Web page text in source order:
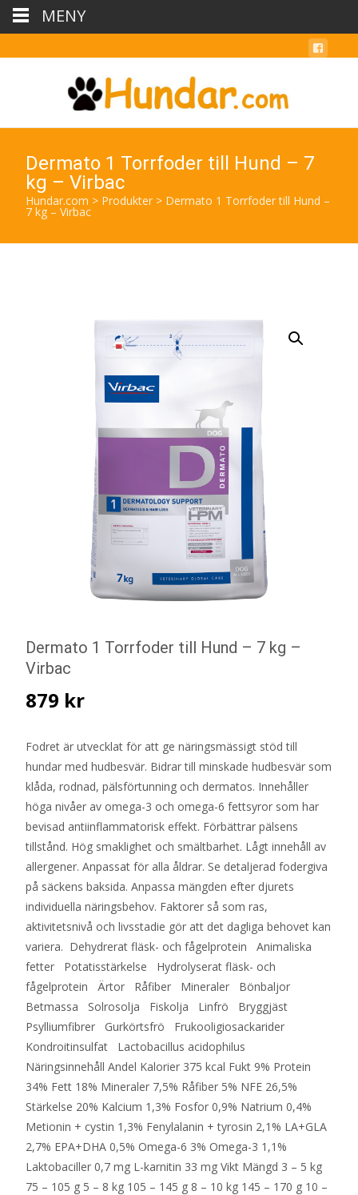
Dermato 1 Torrfoder till Hund – 7
kg – Virbac
Hundar.com > Produkter > Dermato 1 Torrfoder till Hund –
7 kg – Virbac
Dermato 1 Torrfoder till Hund – 7 kg –
Virbac
879 kr
Fodret är utvecklat för att ge näringsmässigt stöd till
hundar med hudbesvär. Bidrar till minskade hudbesvär som
klåda, rodnad, pälsförtunning och dermatos. Innehåller
höga nivåer av omega-3 och omega-6 fettsyror som har
bevisad antiinflammatorisk effekt. Förbättrar pälsens
tillstånd. Hög smaklighet och smältbarhet. Lågt innehåll av
allergener. Anpassat för alla åldrar. Se detaljerad fodergiva
på säckens baksida. Anpassa mängden efter djurets
individuella näringsbehov. Faktorer så som ras,
aktivitetsnivå och livsstadie gör att det dagliga behovet kan
variera. Dehydrerat fläsk- och fågelprotein Animaliska
fetter Potatisstärkelse Hydrolyserat fläsk- och
fågelprotein Ärtor Råfiber Mineraler Bönbaljor
Betmassa Solrosolja Fiskolja Linfrö Bryggjäst
Psylliumfibrer Gurkörtsfrö Frukooligiosackarider
Kondroitinsulfat Lactobacillus acidophilus
Näringsinnehåll Andel Kalorier 375 kcal Fukt 9% Protein
34% Fett 18% Mineraler 7,5% Råfiber 5% NFE 26,5%
Stärkelse 20% Kalcium 1,3% Fosfor 0,9% Natrium 0,4%
Metionin + cystin 1,3% Fenylalanin + tyrosin 2,1% LA+GLA
2,7% EPA+DHA 0,5% Omega-6 3% Omega-3 1,1%
Laktobaciller 0,7 mg L-karnitin 33 mg Vikt Mängd 3 – 5 kg
75 – 105 g 5 – 8 kg 105 – 145 g 8 – 10 kg 145 – 170 g 10 –
MENY